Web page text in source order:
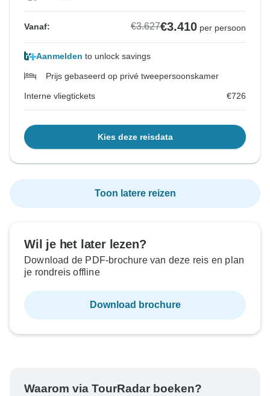
Bekijk vergelijkbare rondreizen voor deze data
Bekijk vergelijkbare rondreizen voor deze data
Vanaf: €3.627€3.410 per persoon
Aanmelden to unlock savings
Prijs gebaseerd op privé tweepersoonskamer
Interne vliegtickets €726
Kies deze reisdata
Toon latere reizen
Wil je het later lezen?
Download de PDF-brochure van deze reis en plan
je rondreis offline
Download brochure
Waarom via TourRadar boeken?